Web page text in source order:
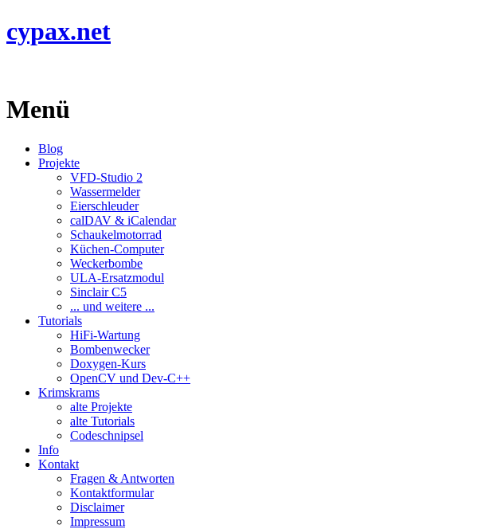
cypax.net
Menü
Blog
Projekte
VFD-Studio 2
Wassermelder
Eierschleuder
calDAV & iCalendar
Schaukelmotorrad
Küchen-Computer
Weckerbombe
ULA-Ersatzmodul
Sinclair C5
... und weitere ...
Tutorials
HiFi-Wartung
Bombenwecker
Doxygen-Kurs
OpenCV und Dev-C++
Krimskrams
alte Projekte
alte Tutorials
Codeschnipsel
Info
Kontakt
Fragen & Antworten
Kontaktformular
Disclaimer
Impressum